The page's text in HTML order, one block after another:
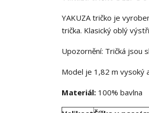
YAKUZA tričko je
trička. Klasický oblý
Upozornění: Tričká jsou
Model je 1,82 m vysoký
Materiál: 100% bavlna